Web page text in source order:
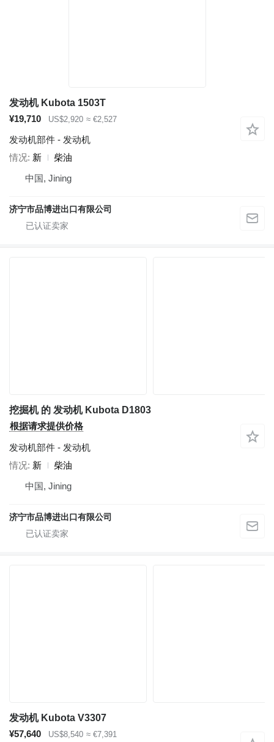
发动机 Kubota 1503T
¥19,710
US$2,920 ≈ €2,527
发动机部件 - 发动机
情况 新
柴油
中国, Jining
济宁市品博进出口有限公司
挖掘机 的 发动机 Kubota D1803
根据请求提供价格
发动机部件 - 发动机
情况 新
柴油
中国, Jining
济宁市品博进出口有限公司
发动机 Kubota V3307
¥57,640
US$8,540 ≈ €7,391